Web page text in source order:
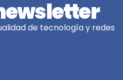
de tecnología y redes